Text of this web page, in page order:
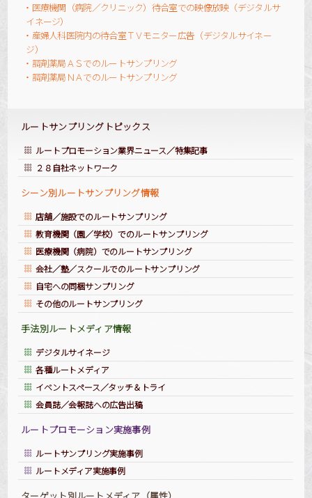
・医療機関（病院／クリニック）待合室での映像放映（デジタルサ
イネージ）
・産婦人科医院内の待合室ＴＶモニター広告（デジタルサイネー
ジ）
・調剤薬局ＡＳでのルートサンプリング
・調剤薬局ＮＡでのルートサンプリング
ルートサンプリングトピックス
ルートプロモーション業界ニュース／特集記事
２８自社ネットワーク
シーン別ルートサンプリング情報
店舗／施設でのルートサンプリング
教育機関（園／学校）でのルートサンプリング
医療機関（病院）でのルートサンプリング
会社／塾／スクールでのルートサンプリング
自宅への同梱サンプリング
その他のルートサンプリング
手法別ルートメディア情報
デジタルサイネージ
各種ルートメディア
イベントスペース／タッチ＆トライ
会員誌／会報誌への広告出稿
ルートプロモーション実施事例
ルートサンプリング実施事例
ルートメディア実施事例